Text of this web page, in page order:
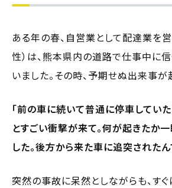
ある年の春、自営業として配達業を
性）は、熊本県内の道路で仕事中に
いました。その時、予期せぬ出来事が
「前の車に続いて普通に停車していた
とすごい衝撃が来て。何が起きたか
した。後方から来た車に追突されたん
突然の事故に呆然としながらも、す